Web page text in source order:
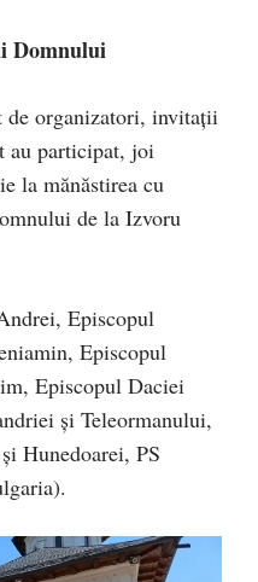
Domnului
organizatori, invitații
au participat, joi
la mănăstirea cu
de la Izvoru
Episcopul
Episcopul
Episcopul Daciei
și Teleormanului,
Hunedoarei, PS